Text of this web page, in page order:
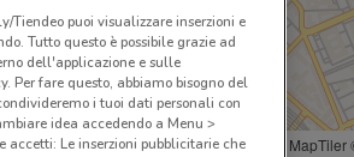
© MapTiler
puoi visualizzare inserzioni e
Tutto questo è possibile grazie ad
dell'applicazione e sulle
fare questo, abbiamo bisogno del
i tuoi dati personali con
idea accedendo a Menu >
accetti: Le inserzioni pubblicitarie che